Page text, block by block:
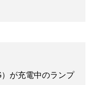
が充電中のランプ